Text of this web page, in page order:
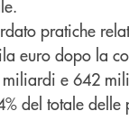
pratiche
euro dopo la
e 642
del totale delle